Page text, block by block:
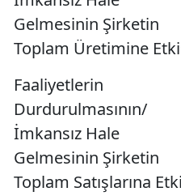
Gelmesinin Şirketin
Toplam Üretimine
Faaliyetlerin
Durdurulmasının/
İmkansız Hale
Gelmesinin Şirketin
Toplam Satışlarına